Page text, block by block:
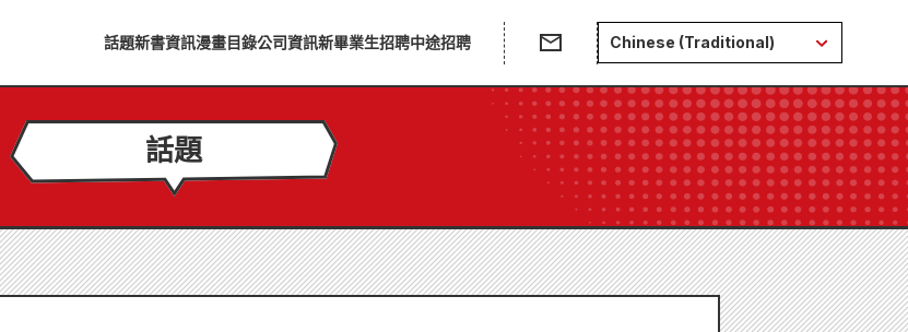
話題新書資訊漫畫目錄公司資訊新畢業生招聘中途招聘 Chinese (Traditional)
話題